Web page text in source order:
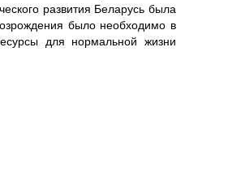
развития Беларусь была
было необходимо в
для нормальной жизни